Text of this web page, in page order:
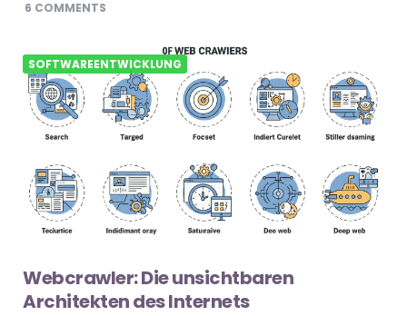
6 COMMENTS
SOFTWAREENTWICKLUNG
Webcrawler: Die unsichtbaren
Architekten des Internets